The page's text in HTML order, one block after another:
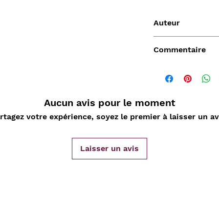
Auteur
Commentaire
Aucun avis pour le moment
votre expérience, soyez le premier à laisser un
Laisser un avis
Vendu